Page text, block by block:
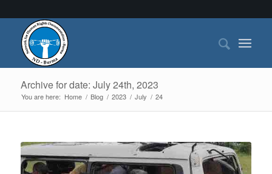
Archive for date: July 24th, 2023
You are here: Home / Blog / 2023 / July / 24